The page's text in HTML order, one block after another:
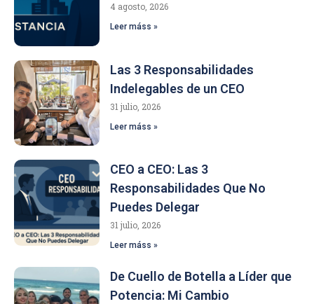
4 agosto, 2026
Leer máss »
Las 3 Responsabilidades
Indelegables de un CEO
31 julio, 2026
Leer máss »
CEO a CEO: Las 3
Responsabilidades Que No
Puedes Delegar
31 julio, 2026
Leer máss »
De Cuello de Botella a Líder que
Potencia: Mi Cambio